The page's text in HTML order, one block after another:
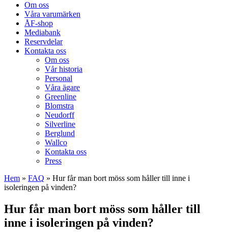
Om oss
Våra varumärken
ÅF-shop
Mediabank
Reservdelar
Kontakta oss
Om oss
Vår historia
Personal
Våra ägare
Greenline
Blomstra
Neudorff
Silverline
Berglund
Wallco
Kontakta oss
Press
Hem » FAQ » Hur får man bort möss som håller till inne i
isoleringen på vinden?
Hur får man bort möss som håller till
inne i isoleringen på vinden?